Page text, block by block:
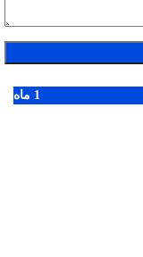
1 ماه